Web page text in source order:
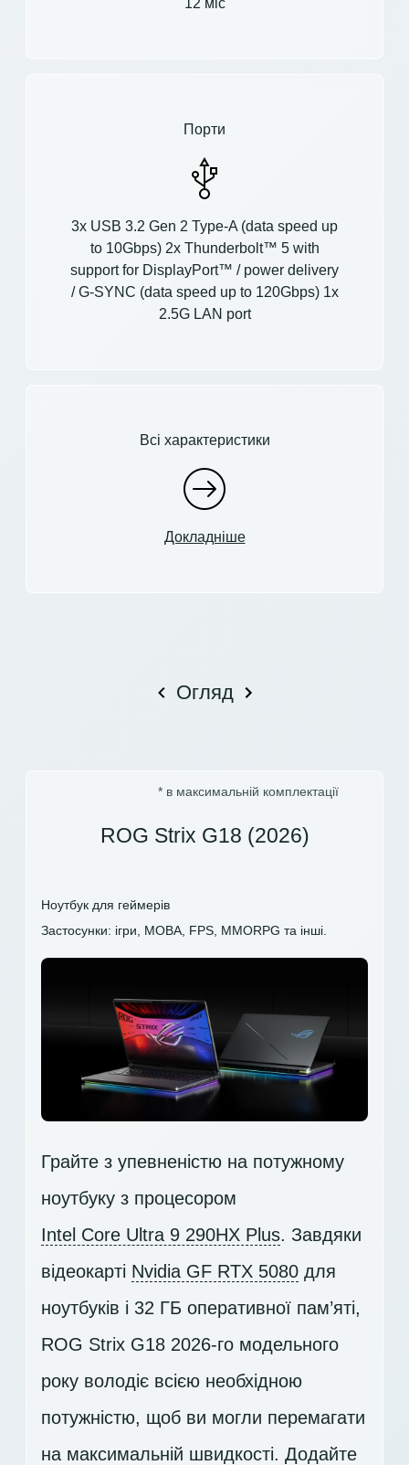
Порти
3x USB 3.2 Gen 2 Type-A (data speed up
to 10Gbps) 2x Thunderbolt™ 5 with
support for DisplayPort™ / power delivery
/ G-SYNC (data speed up to 120Gbps) 1x
2.5G LAN port
Всі характеристики
Докладніше
Огляд
* в максимальній комплектації
ROG Strix G18 (2026)
Ноутбук для геймерів
Застосунки: ігри, MOBA, FPS, MMORPG та інші.
Грайте з упевненістю на потужному
ноутбуку з процесором
Intel Core Ultra 9 290HX Plus. Завдяки
відеокарті Nvidia GF RTX 5080 для
ноутбуків і 32 ГБ оперативної пам’яті,
ROG Strix G18 2026-го модельного
року володіє всією необхідною
потужністю, щоб ви могли перемагати
на максимальній швидкості. Додайте